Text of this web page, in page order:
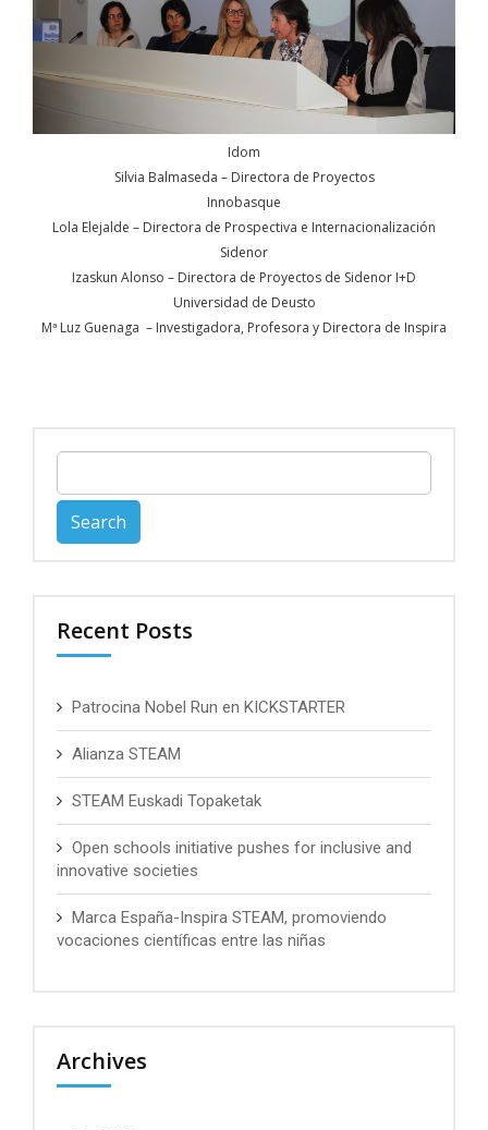
Idom
Silvia Balmaseda – Directora de Proyectos
Innobasque
Lola Elejalde – Directora de Prospectiva e Internacionalización
Sidenor
Izaskun Alonso – Directora de Proyectos de Sidenor I+D
Universidad de Deusto
Mª Luz Guenaga – Investigadora, Profesora y Directora de Inspira
for:
Recent Posts
Patrocina Nobel Run en KICKSTARTER
Alianza STEAM
STEAM Euskadi Topaketak
Open schools initiative pushes for inclusive and
innovative societies
Marca España-Inspira STEAM, promoviendo
vocaciones científicas entre las niñas
Archives